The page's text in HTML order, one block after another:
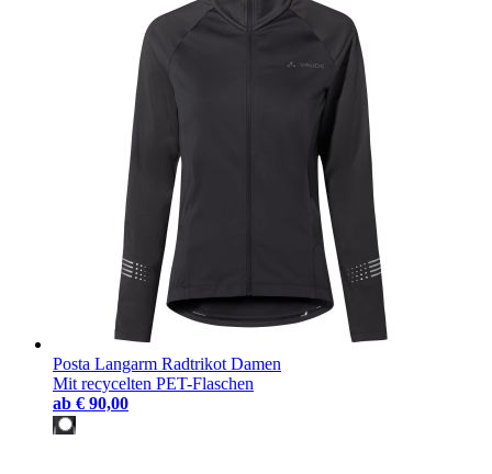
Posta Langarm Radtrikot Damen
Mit recycelten PET-Flaschen
ab € 90,00